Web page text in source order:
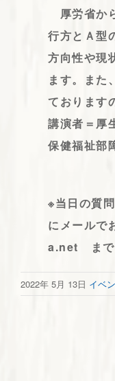
厚労省か
行方とＡ型
方向性や現
ます。また
ております
講演者＝
保健福祉部
課長
※当日の質
にメールで
a.net まで
2022年 5月 13日 イベ